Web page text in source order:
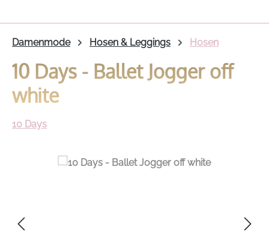
Damenmode Hosen & Leggings Hosen
10 Days - Ballet Jogger off
white
10 Days